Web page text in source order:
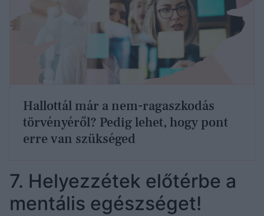
Hallottál már a nem-ragaszkodás
törvényéről? Pedig lehet, hogy pont
erre van szükséged
7. Helyezzétek előtérbe a
mentális egészséget!